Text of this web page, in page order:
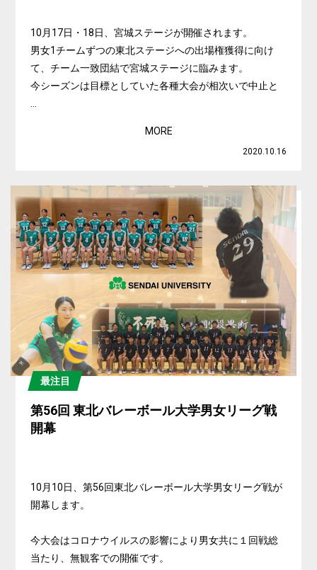
10月17日・18日、宮城ステージが開催されます。
男女1チームずつの東北ステージへの出場権獲得に向け
て、チーム一致団結で宮城ステージに臨みます。
今シーズンは目標としていた各種大会が相次いで中止と
...
MORE
2020.10.16
最注目
第56回 東北バレーボール大学男女リーグ戦
開幕
10月10日、第56回東北バレーボール大学男女リーグ戦が
開幕します。
今大会はコロナウイルスの影響により男女共に１回戦総
当たり、無観客での開催です。